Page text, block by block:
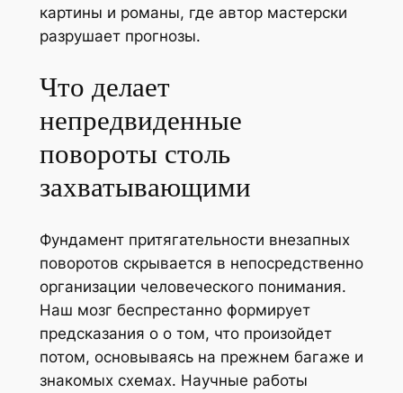
картины и романы, где автор мастерски
разрушает прогнозы.
Что делает
непредвиденные
повороты столь
захватывающими
Фундамент притягательности внезапных
поворотов скрывается в непосредственно
организации человеческого понимания.
Наш мозг беспрестанно формирует
предсказания о о том, что произойдет
потом, основываясь на прежнем багаже и
знакомых схемах. Научные работы